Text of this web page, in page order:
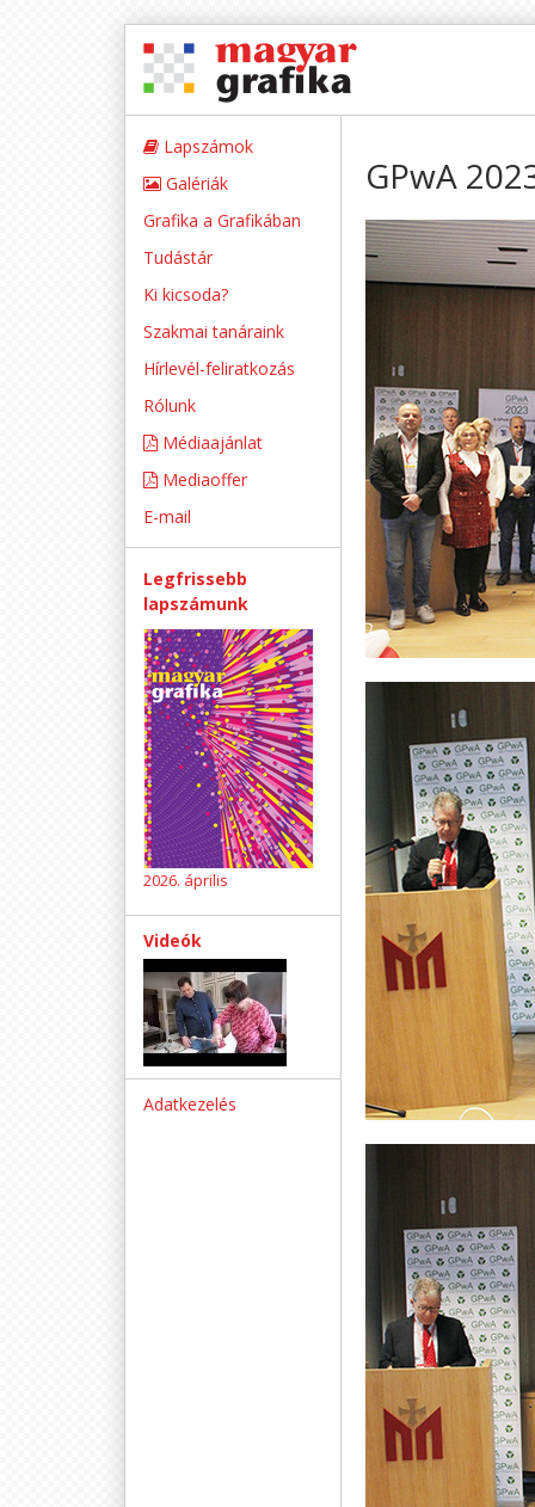
GPwA
Lapszámok
Galériák
Grafika a Grafikában
Tudástár
Ki kicsoda?
Szakmai tanáraink
Hírlevél-feliratkozás
Rólunk
Médiaajánlat
Mediaoffer
E-mail
Legfrissebb
lapszámunk
2026. április
Videók
Adatkezelés